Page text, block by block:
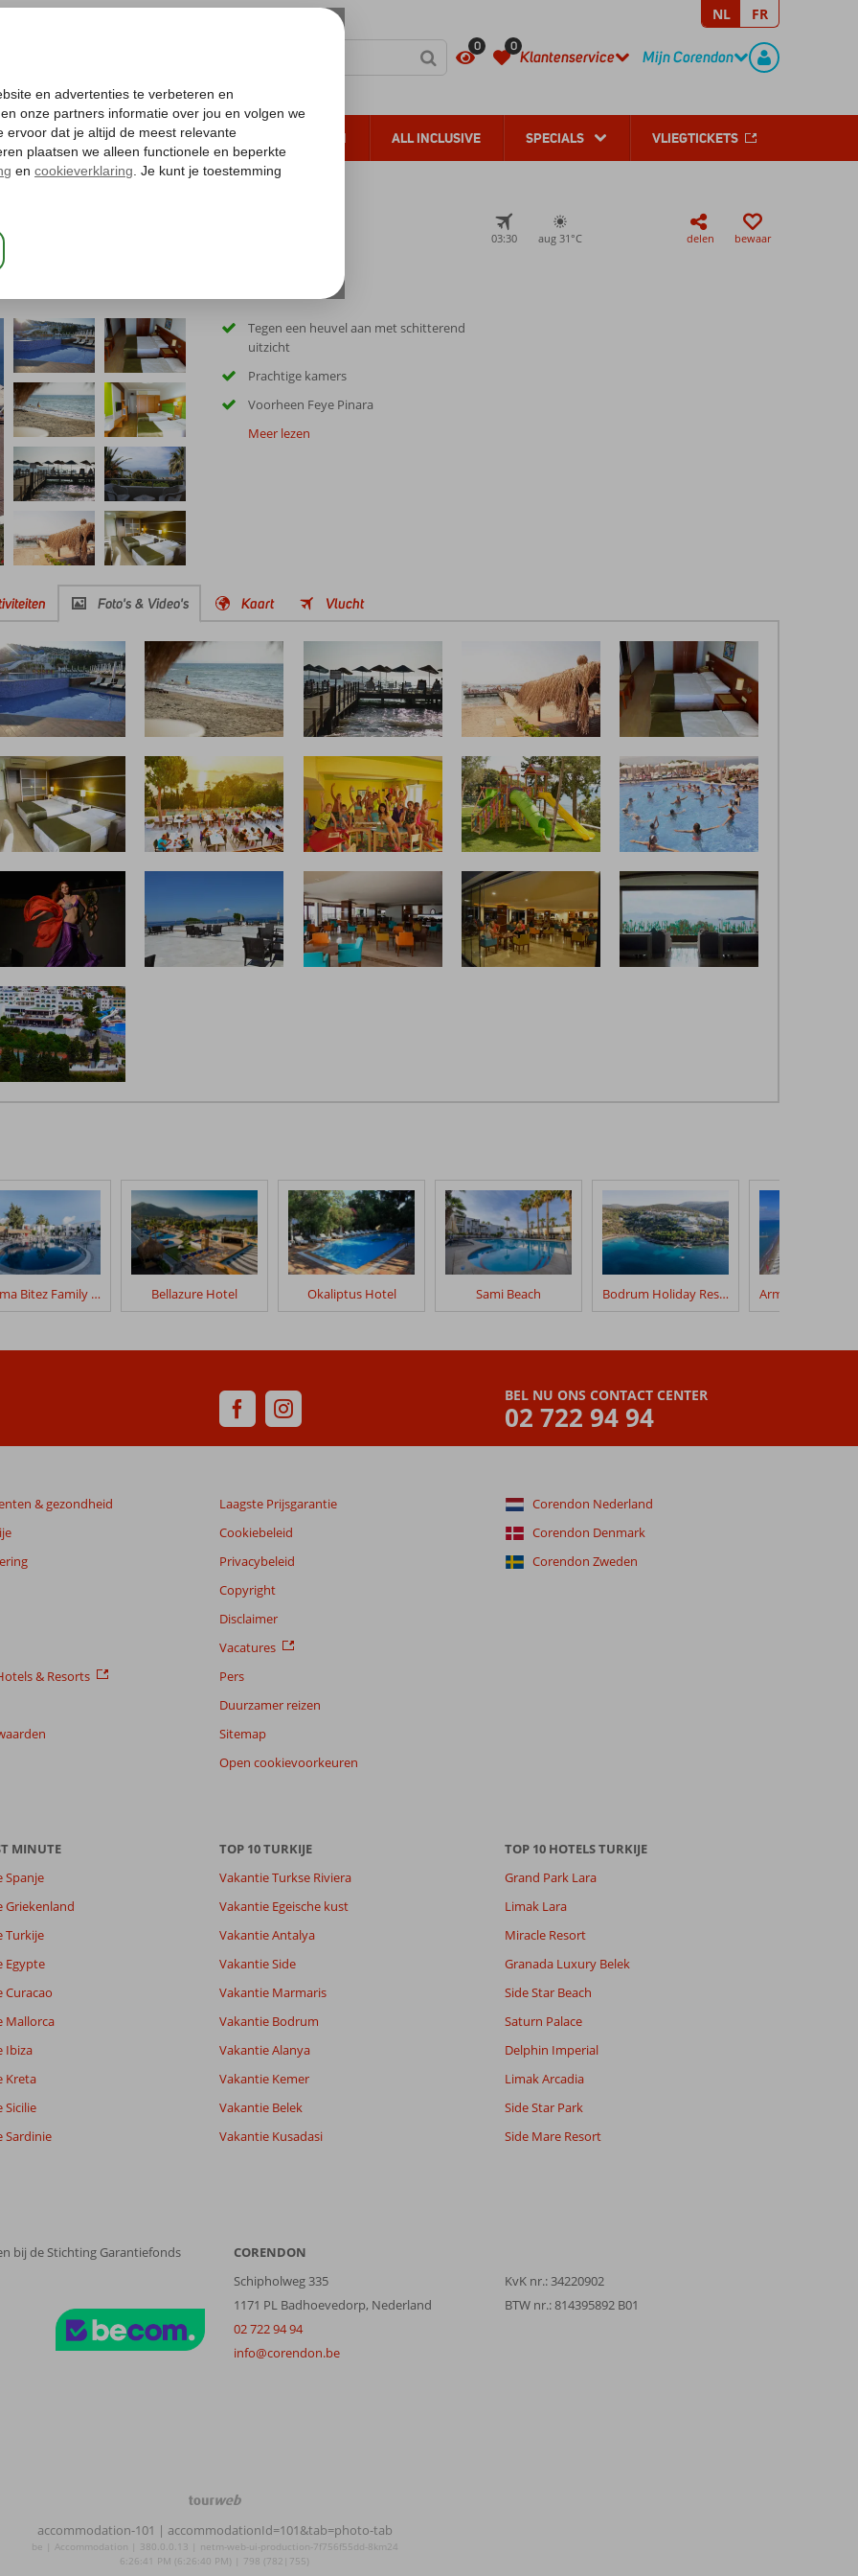
0 0
Klantenservice
CONTACT
Mijn Corendon
REGISTREER
NL FR
ZONVAKANTIES VERRE REIZEN ALL INCLUSIVE SPECIALS VLIEGTICKETS
Gratis annuleren*
03:30 aug 31°C delen bewaar
Tegen een heuvel aan met schitterend
uitzicht
Prachtige kamers
Voorheen Feye Pinara
Meer lezen
Foto's & Video's Kaart Vlucht
Paloma Bitez Family Club Bellazure Hotel Okaliptus Hotel Sami Beach Bodrum Holiday Resort
BEL NU ONS CONTACT CENTER
02 722 94 94
& gezondheid
& Resorts
Laagste Prijsgarantie
Cookiebeleid
Privacybeleid
Copyright
Disclaimer
Vacatures
Pers
Duurzamer reizen
Sitemap
Open cookievoorkeuren
Corendon Nederland
Corendon Denmark
Corendon Zweden
MINUTE
Spanje
Griekenland
Turkije
Egypte
Curacao
Mallorca
Ibiza
Kreta
Sicilie
Sardinie
TOP 10 TURKIJE
Vakantie Turkse Riviera
Vakantie Egeische kust
Vakantie Antalya
Vakantie Side
Vakantie Marmaris
Vakantie Bodrum
Vakantie Alanya
Vakantie Kemer
Vakantie Belek
Vakantie Kusadasi
TOP 10 HOTELS TURKIJE
Grand Park Lara
Limak Lara
Miracle Resort
Granada Luxury Belek
Side Star Beach
Saturn Palace
Delphin Imperial
Limak Arcadia
Side Star Park
Side Mare Resort
bij de Stichting Garantiefonds
CORENDON
Schipholweg 335
1171 PL Badhoevedorp, Nederland
02 722 94 94
info@corendon.be
KvK nr.: 34220902
BTW nr.: 814395892 B01
TourWeb
NetMatch
accommodation-101 | accommodationId=101&tab=photo-tab
be | Accommodation | 380.0.0.13 | netm-web-ui-production-7f756f55dd-8km24
6:26:41 PM (6:26:40 PM) | 798 (782|755)